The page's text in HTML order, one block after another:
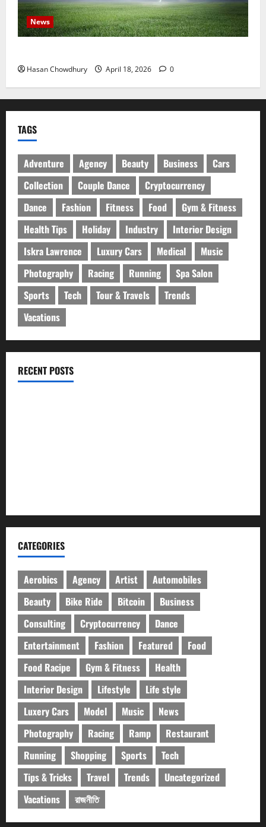
News
Hasan Chowdhury April 18, 2026 0
TAGS
Adventure Agency Beauty Business
Cars
Collection
Couple Dance
Cryptocurrency
Dance
Fashion Fitness Food
Gym & Fitness
Health Tips
Holiday Industry
Interior Design
Iskra Lawrence
Luxury Cars Medical
Music
Photography
Racing Running
Spa Salon
Sports
Tech Tour & Travels
Trends
Vacations
RECENT POSTS
CATEGORIES
Aerobics Agency Artist
Automobiles
Beauty
Bike Ride Bitcoin
Business
Consulting
Cryptocurrency
Dance
Entertainment
Fashion Featured
Food
Food Racipe
Gym & Fitness
Health
Interior Design
Lifestyle
Life style
Luxery Cars
Model Music
News
Photography
Racing Ramp
Restaurant
Running
Shopping Sports
Tech
Tips & Tricks
Travel Trends
Uncategorized
Vacations
রাজনীতি